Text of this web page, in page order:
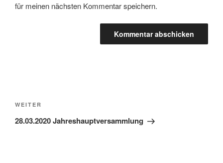
für meinen nächsten Kommentar speichern.
Nächster
Beitrag
WEITER
28.03.2020 Jahreshauptversammlung